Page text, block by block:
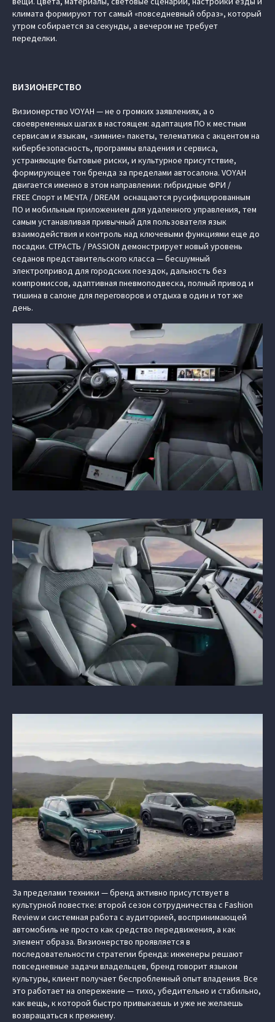
климата формируют тот самый «повседневный образ», который
утром собирается за секунды, а вечером не требует
переделки.
ВИЗИОНЕРСТВО
Визионерство VOYAH — не о громких заявлениях, а о
своевременных шагах в настоящем: адаптация ПО к местным
сервисам и языкам, «зимние» пакеты, телематика с акцентом на
кибербезопасность, программы владения и сервиса,
устраняющие бытовые риски, и культурное присутствие,
формирующее тон бренда за пределами автосалона. VOYAH
двигается именно в этом направлении: гибридные ФРИ /
FREE Спорт и МЕЧТА / DREAM оснащаются русифицированным
ПО и мобильным приложением для удаленного управления, тем
самым устанавливая привычный для пользователя язык
взаимодействия и контроль над ключевыми функциями еще до
посадки. СТРАСТЬ / PASSION демонстрирует новый уровень
седанов представительского класса — бесшумный
электропривод для городских поездок, дальность без
компромиссов, адаптивная пневмоподвеска, полный привод и
тишина в салоне для переговоров и отдыха в один и тот же
день.
За пределами техники — бренд активно присутствует в
культурной повестке: второй сезон сотрудничества с Fashion
Review и системная работа с аудиторией, воспринимающей
автомобиль не просто как средство передвижения, а как
элемент образа. Визионерство проявляется в
последовательности стратегии бренда: инженеры решают
повседневные задачи владельцев, бренд говорит языком
культуры, клиент получает беспроблемный опыт владения. Все
это работает на опережение — тихо, убедительно и стабильно,
как вещь, к которой быстро привыкаешь и уже не желаешь
возвращаться к прежнему.